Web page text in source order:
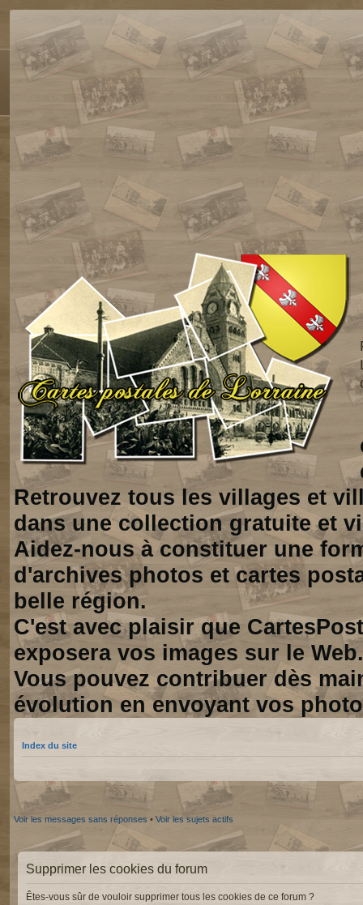
Retrouvez tous les villages et
dans une collection gratuite et
Aidez-nous à constituer une
d'archives photos et cartes
belle région.
C'est avec plaisir que
exposera vos images sur le Web.
Vous pouvez contribuer dès
évolution en envoyant vos
Index du site
Voir les messages sans réponses • Voir les sujets actifs
Supprimer les cookies du forum
Êtes-vous sûr de vouloir supprimer tous les cookies de ce forum ?